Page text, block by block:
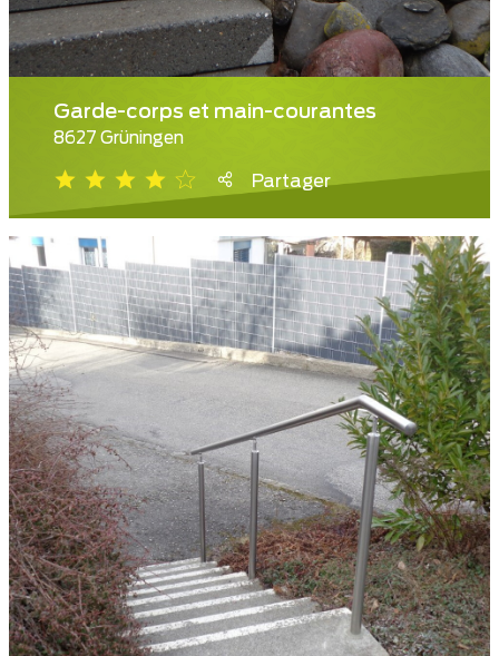
Garde-corps et main-courantes
8627 Grüningen
Partager